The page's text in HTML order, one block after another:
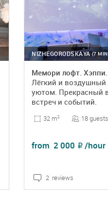
(7
NIZHEGORODSKAYA
Мемори лофт.
Лёгкий и
уютом. Прекрасный
встреч и событий.
32 m2 18 guests
from 2 000 ₽ /hour
2 reviews